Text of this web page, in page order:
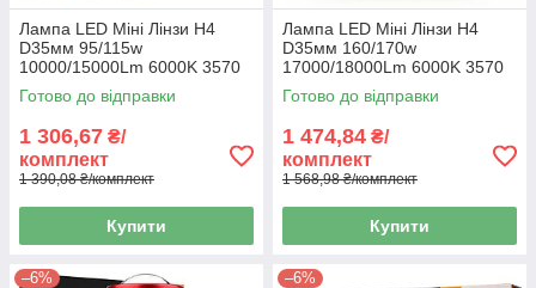
Лампа LED Міні Лінзи H4
D35мм 95/115w
10000/15000Lm 6000K 3570
Chips 12V "M01S"
Готово до відправки
1 306,67 ₴/
комплект
1 390,08 ₴/комплект
Купити
Лампа LED Міні Лінзи H4
D35мм 160/170w
17000/18000Lm 6000K 3570
Chip 12V "F60"
Готово до відправки
1 474,84 ₴/
комплект
1 568,98 ₴/комплект
Купити
–6% –6%